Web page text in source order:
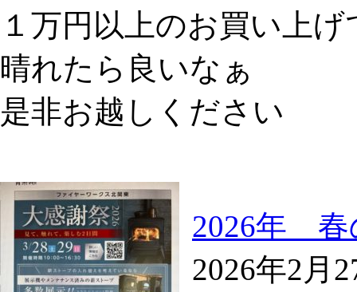
１万円以上のお買い上
晴れたら良いなぁ
是非お越しください
2026年 春
2026年2月